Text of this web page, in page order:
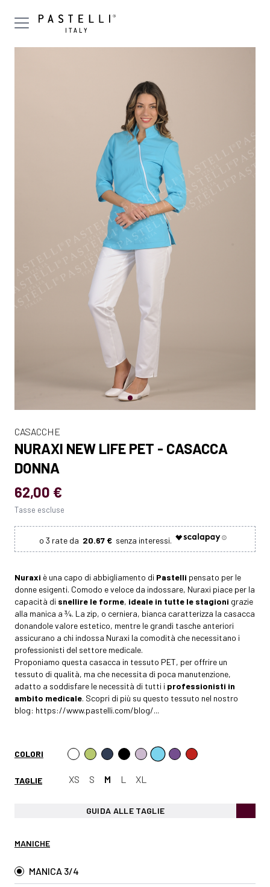
CASACCHE
NURAXI NEW LIFE PET - CASACCA
DONNA
62,00 €
Tasse escluse
20.67 €
Nuraxi è una capo di abbigliamento di Pastelli pensato per le
donne esigenti. Comodo e veloce da indossare, Nuraxi piace per la
capacità di snellire le forme, ideale in tutte le stagioni grazie
alla manica a ¾. La zip, o cerniera, bianca caratterizza la casacca
donandole valore estetico, mentre le grandi tasche anteriori
assicurano a chi indossa Nuraxi la comodità che necessitano i
professionisti del settore medicale.
Proponiamo questa casacca in tessuto PET, per offrire un
tessuto di qualità, ma che necessita di poca manutenzione,
adatto a soddisfare le necessità di tutti i professionisti in
ambito medicale. Scopri di più su questo tessuto nel nostro
blog: https://www.pastelli.com/blog/...
COLORI
TAGLIE XS S M L XL
GUIDA ALLE TAGLIE
MANICHE
MANICA 3/4